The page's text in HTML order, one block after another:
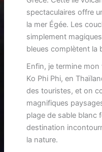
spectaculaires offre
la mer Égée. Les
simplement
bleues complètent la
Enfin, je termine
Ko Phi Phi, en
des touristes, et on
magnifiques
plage de sable blanc
destination
la nature.